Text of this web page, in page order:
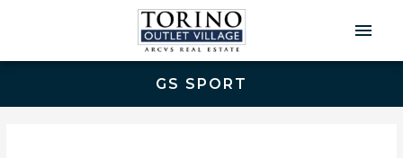
GS SPORT